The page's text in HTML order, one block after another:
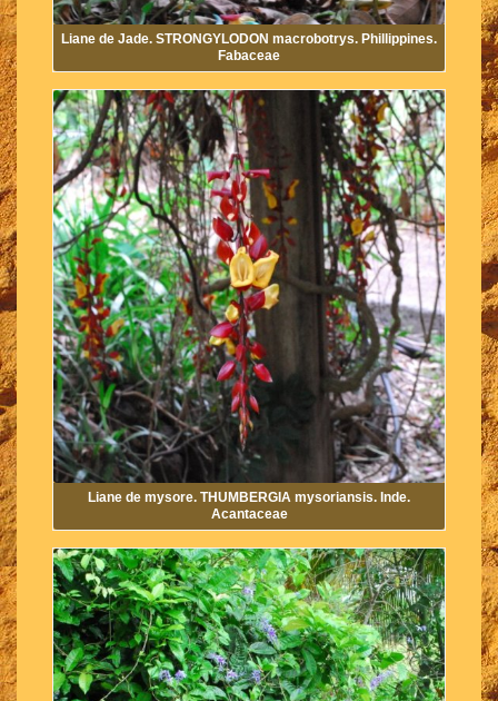
Liane de Jade. STRONGYLODON macrobotrys. Phillippines.
Fabaceae
Liane de mysore. THUMBERGIA mysoriansis. Inde.
Acantaceae